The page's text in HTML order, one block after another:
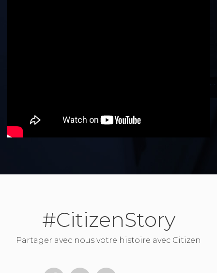
#CitizenStory
Partager avec nous votre histoire avec Citizen